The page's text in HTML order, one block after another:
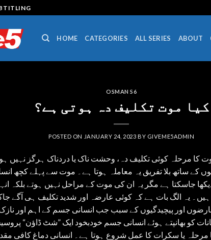
HOME CATEGORIES ALL SERIES ABOUT
OSMAN S6
کیا موت تکلیف دہ ہوتی ہے؟
POSTED ON JANUARY 24, 2023 BY GIVEME5ADMIN
مرحلہ کوئی تکلیف دہ، وحشت ناک یا دردناک ہرگز نہیں
کے ساتھ بلا تفریق یہ معاملہ ہوتا ہے۔ موت سے پہلے کچھ
دیکھا جاسکتا ہے مگر یہ ان کی موت کے مراحل نہیں ہوتے بلکہ
یہ الگ بات ہے کہ کوئی عارضہ اور شدید تکلیف ہی آگے
اور پیچیدگیوں کے سبب جب انسانی جسم کے اہم اور
کو بھانپتے ہوئے انسانی جسم خودبخود ایک ”شٹ ڈاؤن“
یا سکرات کا عمل شروع ہوتا ہے۔ انسانی دماغ کافی